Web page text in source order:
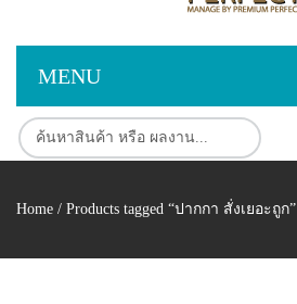
MENU
หน้าแรก
ปากกาพลาสติก
ปากกาโลหะ
สินค้าสต็อก
ผลงานสินค้า
Home / Products tagged “ปากกา สั่งเยอะถูก”